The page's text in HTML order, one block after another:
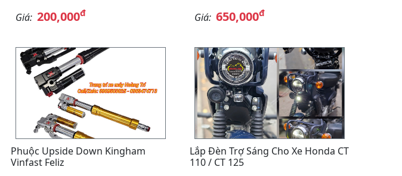
Giá: 200,000đ
Giá: 650,000đ
Phuộc Upside Down Kingham
Vinfast Feliz
Lắp Đèn Trợ Sáng Cho Xe Honda CT
110 / CT 125